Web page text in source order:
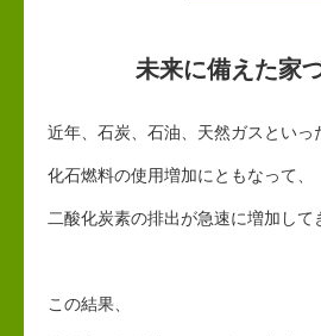
未来に備えた家
近年、石炭、石油、天然ガスといっ
化石燃料の使用増加にともなって、
二酸化炭素の排出が急速に増加して
この結果、